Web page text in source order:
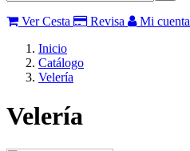
Ver Cesta Revisa
Mi cuenta
Inicio
Catálogo
Velería
Velería